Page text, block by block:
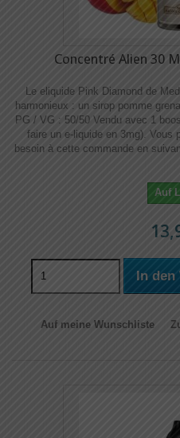
Concentré Alien 30
Le eliquide Pink Diamond de
harmonieux : un sirop pomme
PG / VG : 50/50 Vendu avec 1
faire un e-liquide en 3mg). Vous
besoin à cette commande en
Auf
In den
Auf meine Wunschliste